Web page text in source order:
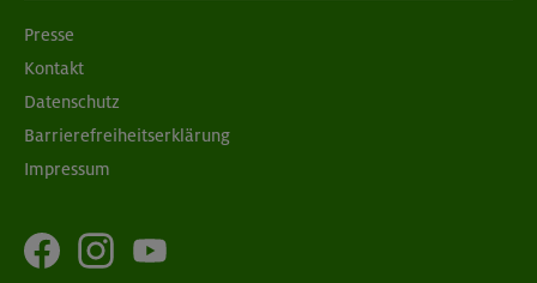
Presse
Kontakt
Datenschutz
Barrierefreiheitserklärung
Impressum